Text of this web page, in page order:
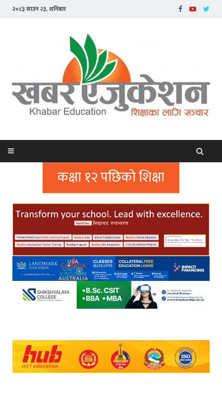
२०८३ साउन २३, शनिबार
कक्षा १२ पछिको शिक्षा